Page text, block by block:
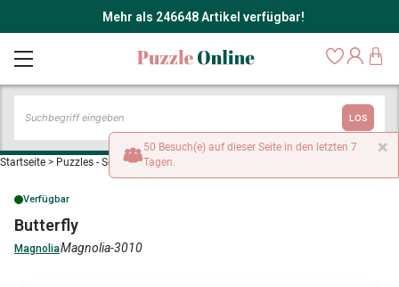
Mehr als 246648 Artikel verfügbar!
LOS
Startseite > Puzzles - Schmetterlinge
Verfügbar
Butterfly
MagnoliaMagnolia-3010
×
50 Besuch(e) auf dieser Seite in den letzten 7
Tagen.